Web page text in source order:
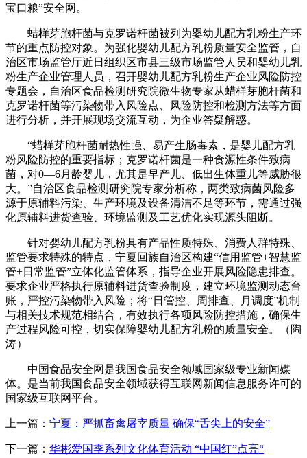
宝口粮”安全网。
蜡样芽胞杆菌与克罗诺杆菌被列为婴幼儿配方乳粉生产环
节的重点防控对象。为强化婴幼儿配方乳粉质量安全监管，自
治区市场监管厅近日组织区市县三级市场监管人员和婴幼儿乳
粉生产企业管理人员，召开婴幼儿配方乳粉生产企业风险防控
专题会，自治区食品检测研究院微生物专家从蜡样芽胞杆菌和
克罗诺杆菌等污染物带入风险点、风险防控和检测方法等方面
进行分析，并开展现场交流互动，为企业答疑解惑。
“蜡样芽胞杆菌耐热性强、易产生肠毒素，是婴儿配方乳
粉风险防控的重要指标；克罗诺杆菌是一种食源性条件致病
菌，对0—6月龄婴儿，尤其是早产儿、低出生体重儿等威胁很
大。”自治区食品检测研究院专家分析称，两类致病菌风险多
源于原辅料污染、生产环境及设备清洁不足等环节，需通过强
化原辅料进货查验、环境监测及工艺优化实现源头阻断。
针对婴幼儿配方乳粉具有产品性质特殊、消费人群特殊、
监管要求特殊的特点，宁夏回族自治区构建“信用监管+智慧监
管+日常监管”立体化监管体系，指导企业开展风险隐患排查。
要求企业严格执行原辅料进货查验制度，建立环境监测动态台
账，严控污染物带入风险；将“日管控、周排查、月调度”机制
与相关技术规范相结合，有效执行各项风险防控措施，确保生
产过程风险可控，切实保障婴幼儿配方乳粉的质量安全。（陶
涛）
中国食品安全网是我国食品安全领域国家级专业新闻媒
体。是当前我国食品安全领域获得互联网新闻信息服务许可的
国家级互联网平台。
上一篇： 宁夏：严抓畜禽屠宰质量 确保“舌尖上的安全”
下一篇： 华彬爱国季系列文化体育活动 “中国红”点亮“